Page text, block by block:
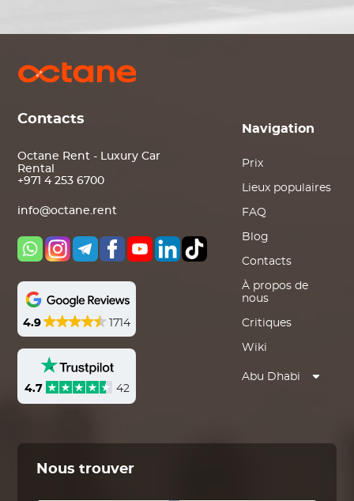
Contacts
Octane Rent - Luxury Car
Rental
+971 4 253 6700
info@octane.rent
4.9 1714
4.7 42
Navigation
Prix
Lieux populaires
FAQ
Blog
Contacts
À propos de
nous
Critiques
Wiki
Abu Dhabi
Nous trouver